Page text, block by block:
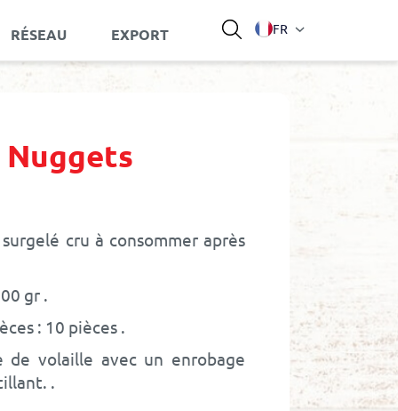
RÉSEAU EXPORT Langue
FR
Nuggets
cru à consommer après
gr
: 10 pièces
de volaille avec un enrobage